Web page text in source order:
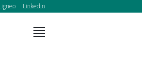
igneo Linkedin